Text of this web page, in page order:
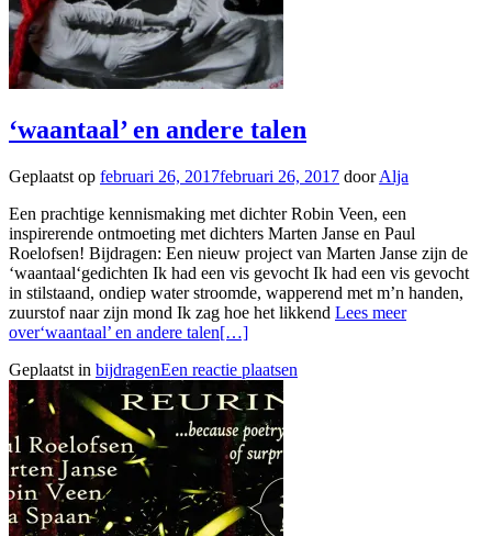
‘waantaal’ en andere talen
Geplaatst op februari 26, 2017februari 26, 2017 doorAlja
Een prachtige kennismaking met dichter Robin Veen, een
inspirerende ontmoeting met dichters Marten Janse en Paul
Roelofsen! Bijdragen: Een nieuw project van Marten Janse zijn de
‘waantaal‘gedichten Ik had een vis gevocht Ik had een vis gevocht
in stilstaand, ondiep water stroomde, wapperend met m’n handen,
zuurstof naar zijn mond Ik zag hoe het likkend Lees meer
over‘waantaal’ en andere talen[…]
Geplaatst in bijdragenEen reactie plaatsen